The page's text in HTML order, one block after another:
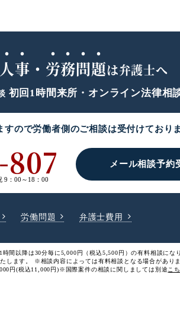
人事・労務問題は弁護士へ
初回1時間来所・オンライン法律相
すので労働者側のご相談は受付けており
9：00～18：00
メール相談予約
労働問題 弁護士費用
間以降は30分毎に5,000円（税込5,500円）の有料相談にな
します。
※相談内容によっては有料相談となる場合がありま
円(税込11,000円)※国際案件の相談に関しましては 別途 こ